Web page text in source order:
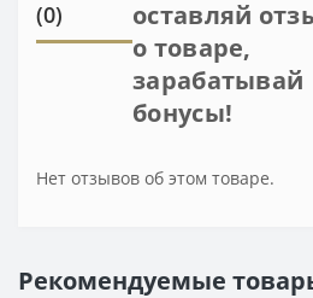
(0)
оставляй
о товаре,
зарабатывай
бонусы!
Нет отзывов об этом товаре.
Рекомендуемые